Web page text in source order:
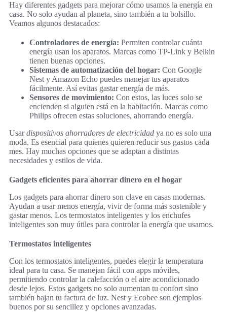
Hay diferentes gadgets para mejorar cómo usamos la energía en
casa. No solo ayudan al planeta, sino también a tu bolsillo.
Veamos algunos destacados:
Controladores de energía: Permiten controlar cuánta
energía usan los aparatos. Marcas como TP-Link y Belkin
tienen buenas opciones.
Sistemas de automatización del hogar: Con Google
Nest y Amazon Echo puedes manejar tus aparatos
fácilmente. Así evitas gastar energía de más.
Sensores de movimiento: Con estos, las luces solo se
encienden si alguien está en la habitación. Marcas como
Philips ofrecen estas soluciones, ahorrando energía.
Usardispositivos ahorradores de electricidad ya no es solo una
moda. Es esencial para quienes quieren reducir sus gastos cada
mes. Hay muchas opciones que se adaptan a distintas
necesidades y estilos de vida.
Gadgets eficientes para ahorrar dinero en el hogar
Los gadgets para ahorrar dinero son clave en casas modernas.
Ayudan a usar menos energía, vivir de forma más sostenible y
gastar menos. Los termostatos inteligentes y los enchufes
inteligentes son muy útiles para controlar la energía que usamos.
Termostatos inteligentes
Con los termostatos inteligentes, puedes elegir la temperatura
ideal para tu casa. Se manejan fácil con apps móviles,
permitiendo controlar la calefacción o el aire acondicionado
desde lejos. Estos gadgets no solo aumentan tu confort sino
también bajan tu factura de luz. Nest y Ecobee son ejemplos
buenos por su sencillez y opciones avanzadas.